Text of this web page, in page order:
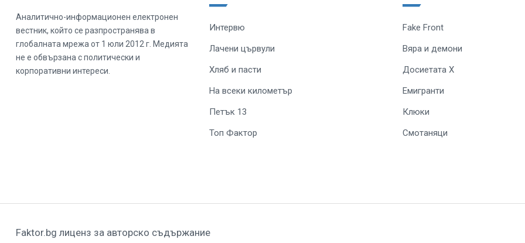
Аналитично-информационен електронен
вестник, който се разпространява в
глобалната мрежа от 1 юли 2012 г. Медията
не е обвързана с политически и
корпоративни интереси.
Интервю
Лачени цървули
Хляб и пасти
На всеки километър
Петък 13
Топ Фактор
Fake Front
Вяра и демони
Досиетата Х
Емигранти
Клюки
Смотаняци
Faktor.bg лиценз за авторско съдържание